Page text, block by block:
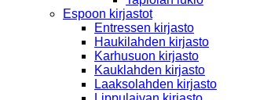
Espoon kirjastot
Entressen kirjasto
Haukilahden kirjasto
Karhusuon kirjasto
Kauklahden kirjasto
Laaksolahden kirjasto